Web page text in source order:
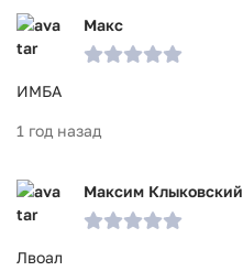
Макс
ИМБА
1 год назад
Максим Клыковский
Лвоал